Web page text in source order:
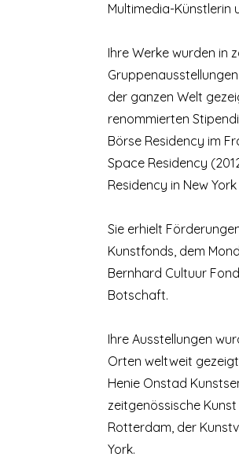
Multimedia-Künstlerin
Ihre Werke wurden in
der ganzen Welt
renommierten
Börse Residency im
Space Residency
Residency in New York
Sie erhielt
Kunstfonds, dem
Bernhard Cultuur
Botschaft.
Ihre Ausstellungen
Orten weltweit
Henie Onstad
zeitgenössische
Rotterdam, der
York.